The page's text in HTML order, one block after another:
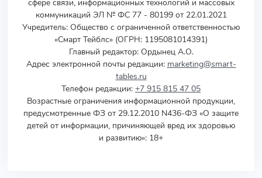
сфере связи, информационных технологий и массовых
коммуникаций ЭЛ № ФС 77 - 80199 от 22.01.2021
Учредитель: Общество с ограниченной ответственностью
«Смарт Тейблс» (ОГРН: 1195081014391)
Главный редактор: Ордынец А.О.
Адрес электронной почты редакции: marketing@smart-
tables.ru
Телефон редакции: +7 915 815 47 05
Возрастные ограничения информационной продукции,
предусмотренные ФЗ от 29.12.2010 N436-ФЗ «О защите
детей от информации, причиняющей вред их здоровью
и развитию»: 18+